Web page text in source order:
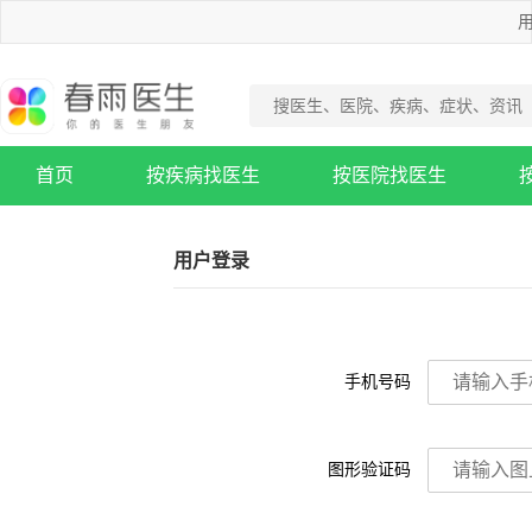
首页 按疾病找医生 按医院找医生
用户登录
手机号码
图形验证码